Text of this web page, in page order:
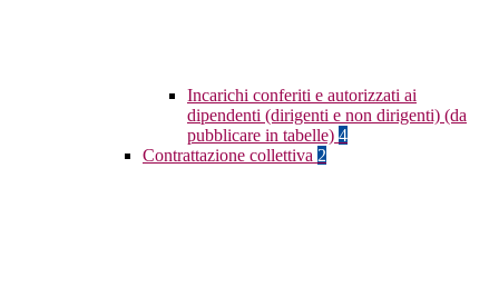
Incarichi conferiti e autorizzati ai
dipendenti (dirigenti e non dirigenti) (da
pubblicare in tabelle) 4
Contrattazione collettiva 2